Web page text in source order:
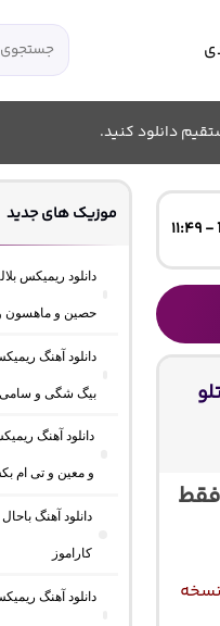
دانلود کنید.
موزیک های جدید
دانلود ریمیکس
حصین و ماهسون
دانلود آهنگ
بیگ شگی و
دانلود آهنگ
و معین و تی ام
دانلود آهنگ
کاراموز